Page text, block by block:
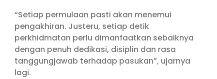
“Setiap permulaan pasti akan menemui
pengakhiran. Justeru, setiap detik
perkhidmatan perlu dimanfaatkan sebaiknya
dengan penuh dedikasi, disiplin dan rasa
tanggungjawab terhadap pasukan”, ujarnya
lagi.